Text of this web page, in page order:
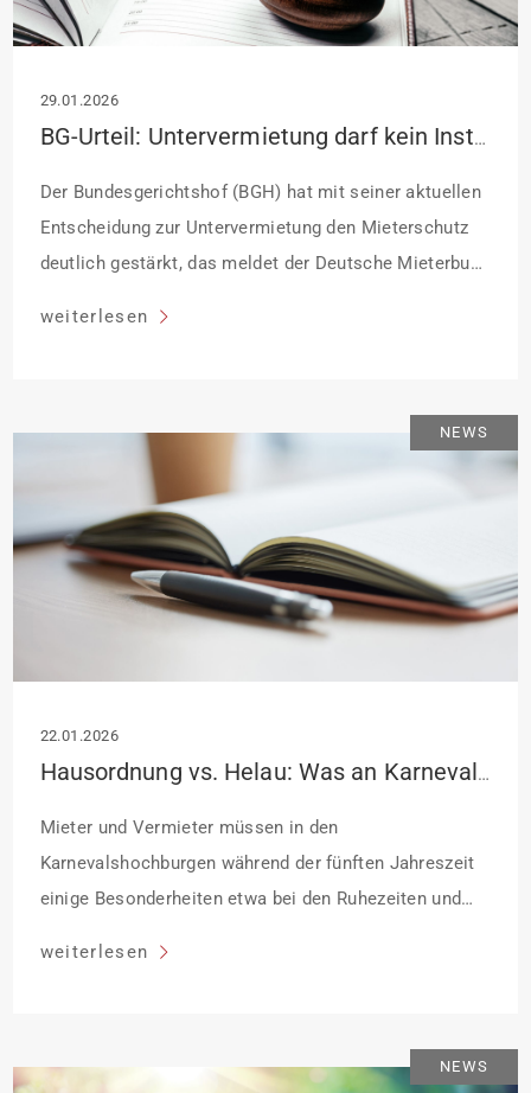
29.01.2026
BG-Urteil: Untervermietung darf kein Instrument zur Gewinnerzielung sein
Der Bundesgerichtshof (BGH) hat mit seiner aktuellen
Entscheidung zur Untervermietung den Mieterschutz
deutlich gestärkt, das meldet der Deutsche Mieterbund
weiterlesen
NEWS
22.01.2026
Hausordnung vs. Helau: Was an Karneval rechtlich gilt
Mieter und Vermieter müssen in den
Karnevalshochburgen während der fünften Jahreszeit
einige Besonderheiten etwa bei den Ruhezeiten und
weiterlesen
NEWS